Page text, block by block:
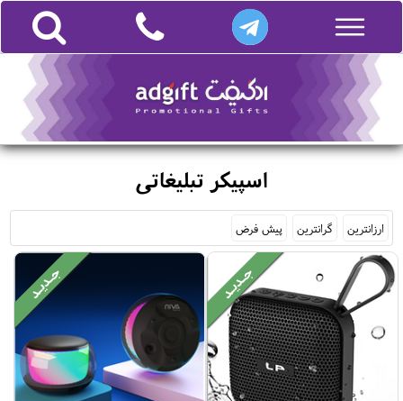
اسپیکر تبلیغاتی
ارزانترین گرانترین پیش فرض